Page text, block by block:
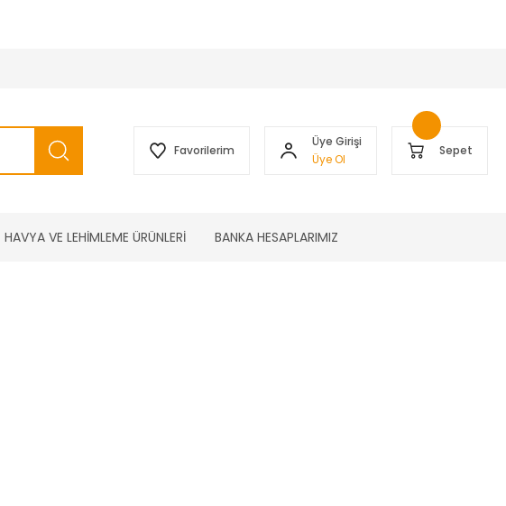
Favorilerim
Üye Girişi
Üye Ol
Sepet
HAVYA VE LEHİMLEME ÜRÜNLERİ BANKA HESAPLARIMIZ